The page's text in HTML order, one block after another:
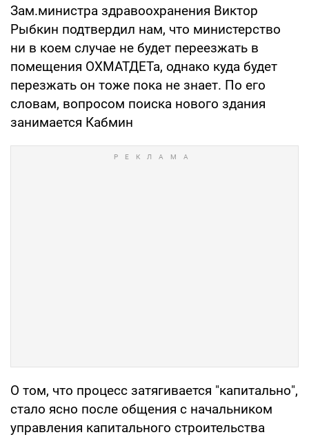
Зам.министра здравоохранения Виктор
Рыбкин подтвердил нам, что министерство
ни в коем случае не будет переезжать в
помещения ОХМАТДЕТа, однако куда будет
перезжать он тоже пока не знает. По его
словам, вопросом поиска нового здания
занимается Кабмин
О том, что процесс затягивается "капитально",
стало ясно после общения с начальником
управления капитального строительства